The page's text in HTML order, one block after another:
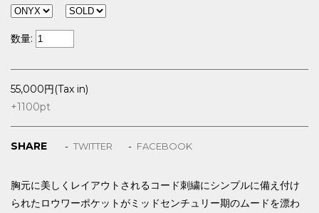
数量:
55,000円(Tax in)
+1100pt
SHARE TWITTER FACEBOOK
胸元に美しくレイアウトされるコード刺繍にシンプルに備え付け
られたロウワーポケットがミッドセンチュリー期のムードを漂わ